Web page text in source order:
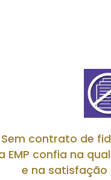
Sem contrato de
EMP confia na
e na satisfação